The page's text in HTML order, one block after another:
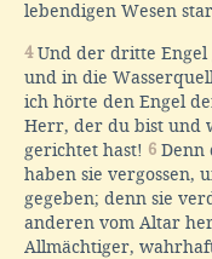
lebendigen Wesen
4Und der dritte Engel
und in die
ich hörte den Engel
Herr, der du bist und
gerichtet hast! 6 Denn
haben sie vergossen,
gegeben; denn sie
anderen vom Altar
Allmächtiger,